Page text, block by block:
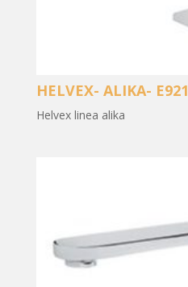
HELVEX- ALIKA- E921
Helvex linea alika